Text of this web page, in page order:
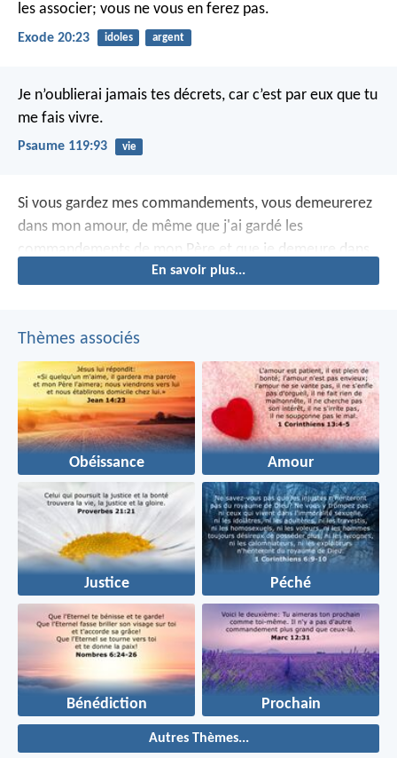
les associer; vous ne vous en ferez pas.
Exode 20:23 idoles argent
Je n’oublierai jamais tes décrets, car c’est par eux que tu
me fais vivre.
Psaume 119:93 vie
Si vous gardez mes commandements, vous demeurerez
dans mon amour, de même que j'ai gardé les
commandements de mon Père et que je demeure dans
En savoir plus...
Thèmes associés
Obéissance Amour
Justice Péché
Bénédiction Prochain
Autres Thèmes...